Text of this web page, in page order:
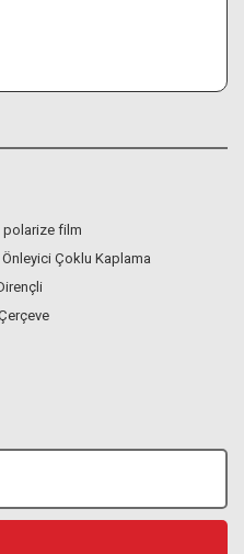
polarize film
Önleyici Çoklu Kaplama